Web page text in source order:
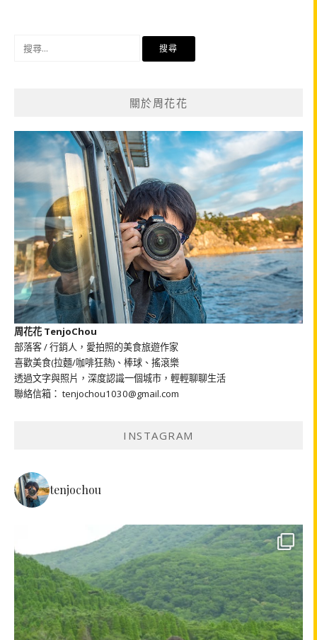
關於周花花
周花花 TenjoChou
部落客 / 行銷人，愛拍照的美食旅遊作家
喜歡美食(拉麵/咖啡狂熱)、棒球、搖滾樂
透過文字與照片，深度認識一個城市，輕輕聊聊生活
聯絡信箱： tenjochou1030@gmail.com
INSTAGRAM
tenjochou